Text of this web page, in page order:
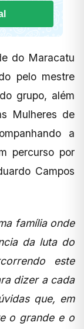
do Maracatu
pelo mestre
grupo, além
Mulheres de
a
percurso por
Campos
família onde
da luta do
este
dizer a cada
que, em
o grande e o